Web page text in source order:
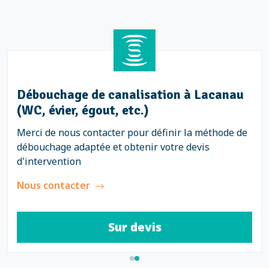
Débouchage de canalisation à Lacanau
(WC, évier, égout, etc.)
Merci de nous contacter pour définir la méthode de
débouchage adaptée et obtenir votre devis
d'intervention
Nous contacter
Sur devis